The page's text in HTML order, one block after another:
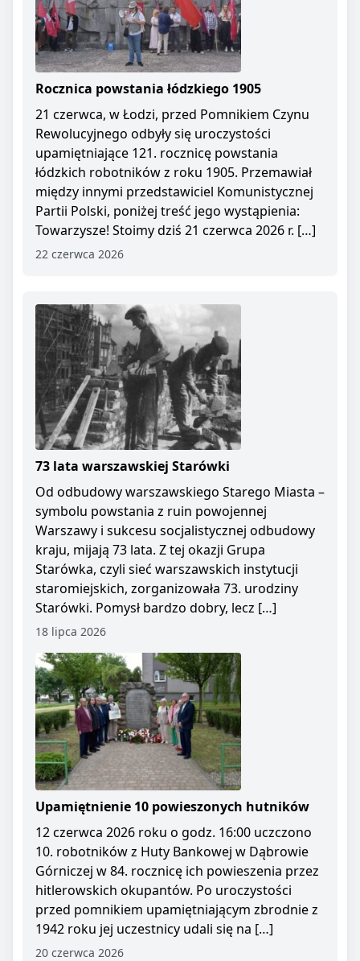
Rocznica powstania łódzkiego 1905
21 czerwca, w Łodzi, przed Pomnikiem Czynu
Rewolucyjnego odbyły się uroczystości
upamiętniające 121. rocznicę powstania
łódzkich robotników z roku 1905. Przemawiał
między innymi przedstawiciel Komunistycznej
Partii Polski, poniżej treść jego wystąpienia:
Towarzysze! Stoimy dziś 21 czerwca 2026 r. […]
22 czerwca 2026
73 lata warszawskiej Starówki
Od odbudowy warszawskiego Starego Miasta –
symbolu powstania z ruin powojennej
Warszawy i sukcesu socjalistycznej odbudowy
kraju, mijają 73 lata. Z tej okazji Grupa
Starówka, czyli sieć warszawskich instytucji
staromiejskich, zorganizowała 73. urodziny
Starówki. Pomysł bardzo dobry, lecz […]
18 lipca 2026
Upamiętnienie 10 powieszonych hutników
12 czerwca 2026 roku o godz. 16:00 uczczono
10. robotników z Huty Bankowej w Dąbrowie
Górniczej w 84. rocznicę ich powieszenia przez
hitlerowskich okupantów. Po uroczystości
przed pomnikiem upamiętniającym zbrodnie z
1942 roku jej uczestnicy udali się na […]
20 czerwca 2026